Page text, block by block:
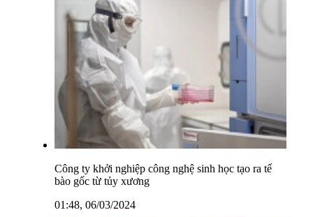
Công ty khởi nghiệp công nghệ sinh học tạo ra tế
bào gốc từ tủy xương
01:48, 06/03/2024